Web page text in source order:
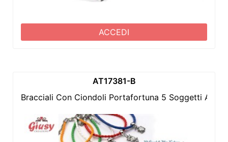
ACCEDI
AT17381-B
Bracciali Con Ciondoli Portafortuna 5 Soggetti